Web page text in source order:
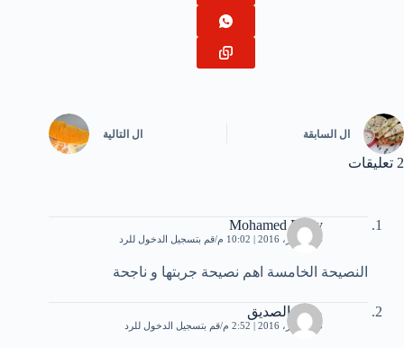
ال السابقة ال التالية
2 تعليقات
Mohamed Fathy
14 أكتوبر، 2016 | 10:02 م قم بتسجيل الدخول للرد
النصيحة الخامسة اهم نصيحة جربتها و ناجحة
محمدالصديق
25 أكتوبر، 2016 | 2:52 م قم بتسجيل الدخول للرد